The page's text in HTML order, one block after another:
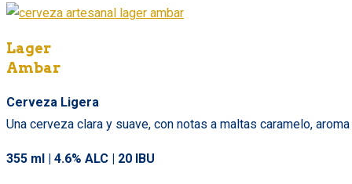
Lager
Ambar
Cerveza Ligera
Una cerveza clara y suave, con notas a maltas caramelo,
355 ml | 4.6% ALC | 20 IBU